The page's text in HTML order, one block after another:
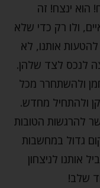
הוא ינצח! זה
ולו רק כדי שלא
אותנו, לא
לנכס לצד שלהן.
ולהשתחרר מכל
ולהתחיל מחדש.
להרגשות הטובות
גדול במחשבות
אותנו לניצחון
שלב!